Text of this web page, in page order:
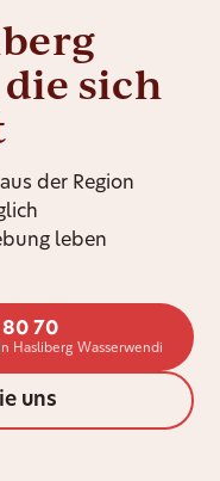
sich
der Region
leben
70
Hasliberg Wasserwendi
uns